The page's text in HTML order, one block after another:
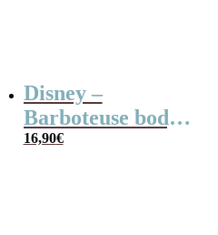
Disney –
Barboteuse body
Dumbo rose pour
16,90€